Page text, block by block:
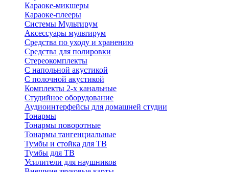
Караоке-микшеры
Караоке-плееры
Системы Мультирум
Аксессуары мультирум
Средства по уходу и хранению
Средства для полировки
Стереокомплекты
C напольной акустикой
C полочной акустикой
Комплекты 2-х канальные
Студийное оборудование
Аудиоинтерфейсы для домашней студии
Тонармы
Тонармы поворотные
Тонармы тангенциальные
Тумбы и стойка для ТВ
Тумбы для ТВ
Усилители для наушников